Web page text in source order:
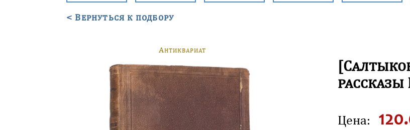
< Вернуться к подбору
АНТИКВАРИАТ
[С
рассказы
Цена: